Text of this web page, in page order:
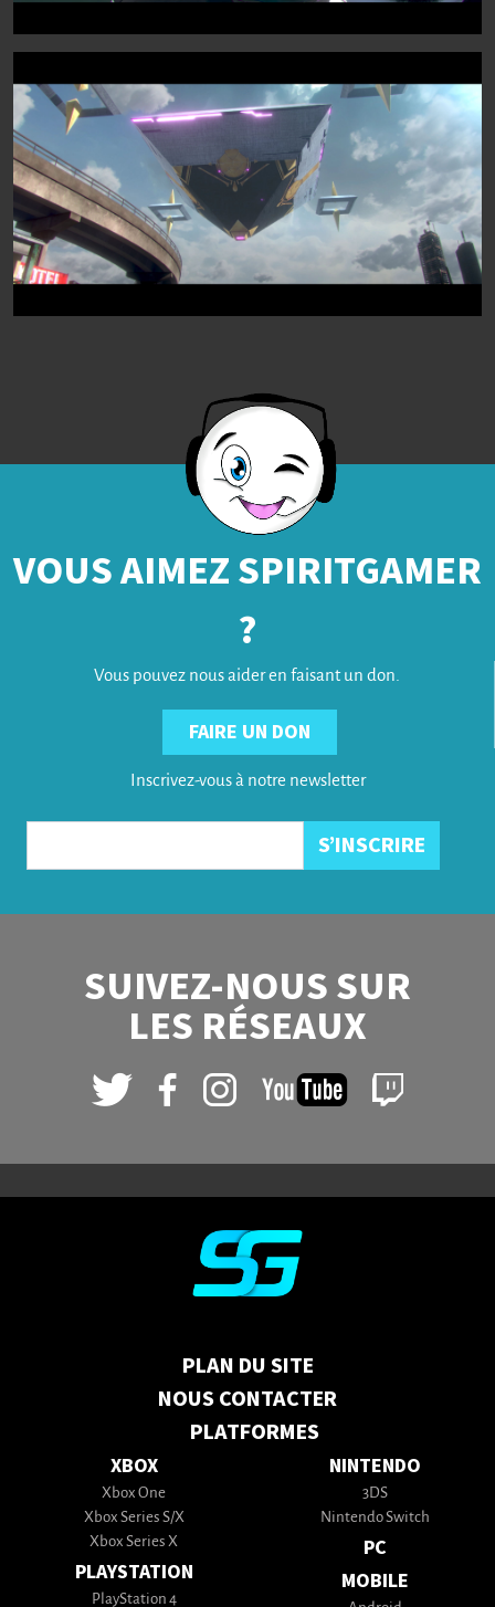
VOUS AIMEZ SPIRITGAMER
?
Vous pouvez nous aider en faisant un don.
FAIRE UN DON
Inscrivez-vous à notre newsletter
SUIVEZ-NOUS SUR
LES RÉSEAUX
PLAN DU SITE
NOUS CONTACTER
PLATFORMES
XBOX
Xbox One
Xbox Series S/X
Xbox Series X
PLAYSTATION
PlayStation 4
NINTENDO
3DS
Nintendo Switch
PC
MOBILE